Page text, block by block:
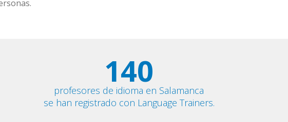
140
profesores de idioma en Salamanca
se han registrado con Language Trainers.